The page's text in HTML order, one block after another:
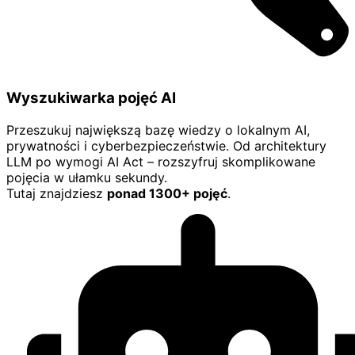
Wyszukiwarka pojęć AI
Przeszukuj największą bazę wiedzy o lokalnym AI,
prywatności i cyberbezpieczeństwie. Od architektury
LLM po wymogi AI Act – rozszyfruj skomplikowane
pojęcia w ułamku sekundy.
Tutaj znajdziesz ponad 1300+ pojęć.